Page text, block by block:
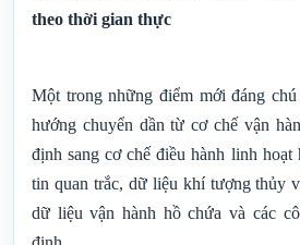
theo thời gian thực
Một trong những điểm mới đáng
hướng chuyển dần từ cơ chế vận
định sang cơ chế điều hành linh
tin quan trắc, dữ liệu khí tượng thủy
dữ liệu vận hành hồ chứa và các